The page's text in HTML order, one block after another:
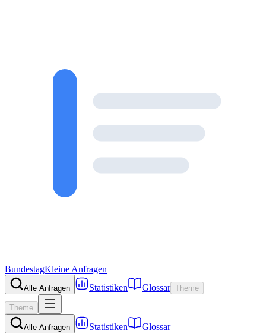
BundestagKleine Anfragen
Alle Anfragen Statistiken Glossar Theme
Theme
Alle Anfragen Statistiken
Glossar